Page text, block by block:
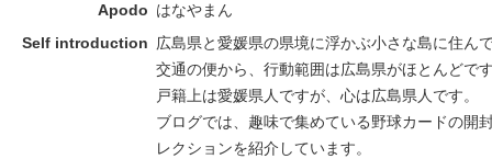
Apodo はなやまん
Self introduction 広島県と愛媛県の県境に浮かぶ小さな島に住ん
交通の便から、行動範囲は広島県がほとんどで
戸籍上は愛媛県人ですが、心は広島県人です。
ブログでは、趣味で集めている野球カードの開
レクションを紹介しています。